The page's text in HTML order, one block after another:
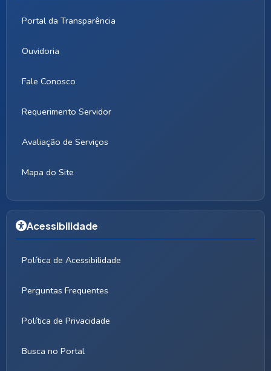
Portal da Transparência
Ouvidoria
Fale Conosco
Requerimento Servidor
Avaliação de Serviços
Mapa do Site
Acessibilidade
Política de Acessibilidade
Perguntas Frequentes
Política de Privacidade
Busca no Portal